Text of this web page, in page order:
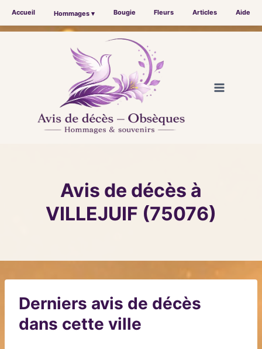
Accueil Hommages ▾ Bougie Fleurs Articles Aide
Avis de décès à
VILLEJUIF (75076)
Derniers avis de décès
dans cette ville